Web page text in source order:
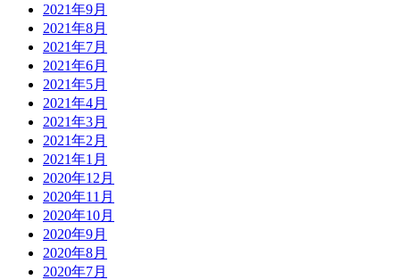
2021年9月
2021年8月
2021年7月
2021年6月
2021年5月
2021年4月
2021年3月
2021年2月
2021年1月
2020年12月
2020年11月
2020年10月
2020年9月
2020年8月
2020年7月